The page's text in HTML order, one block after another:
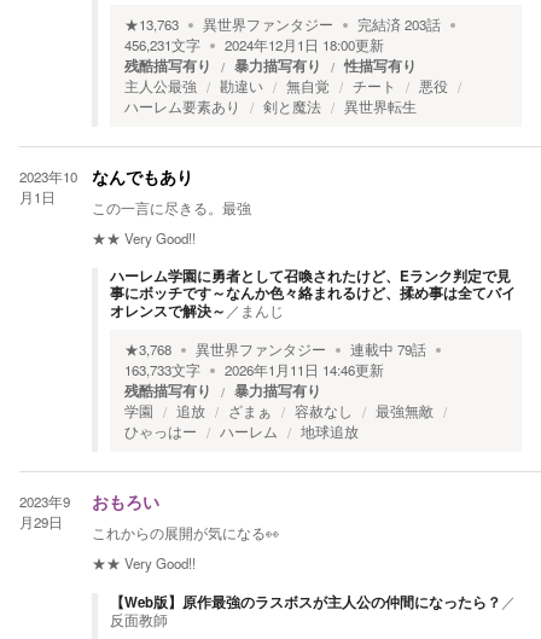
★13,763 異世界ファンタジー 完結済203話
456,231文字 2024年12月1日 18:00更新
残酷描写有り 暴力描写有り 性描写有り
主人公最強 勘違い 無自覚 チート
悪役
ハーレム要素あり
剣と魔法 異世界転生
2023年10
月1日
なんでもあり
この一言に尽きる。最強
★★ Very Good!!
ハーレム学園に勇者として召喚されたけど、Eランク判定で見
事にボッチです～なんか色々絡まれるけど、揉め事は全てバイ
オレンスで解決～ ／ まんじ
★3,768 異世界ファンタジー 連載中 79話
163,733文字 2026年1月11日 14:46更新
残酷描写有り 暴力描写有り
学園 追放 ざまぁ 容赦なし
最強無敵
ひゃっはー
ハーレム 地球追放
2023年9
月29日
おもろい
これからの展開が気になる👀
★★ Very Good!!
【Web版】原作最強のラスボスが主人公の仲間になったら？ ／
反面教師